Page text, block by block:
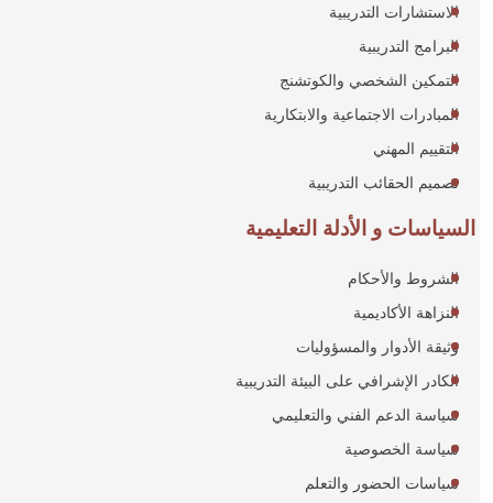
الاستشارات التدريبية
البرامج التدريبية
التمكين الشخصي والكوتشنج
المبادرات الاجتماعية والابتكارية
التقييم المهني
تصميم الحقائب التدريبية
السياسات و الأدلة التعليمية
الشروط والأحكام
النزاهة الأكاديمية
وثيقة الأدوار والمسؤوليات
الكادر الإشرافي على البيئة التدريبية
سياسة الدعم الفني والتعليمي
سياسة الخصوصية
سياسات الحضور والتعلم